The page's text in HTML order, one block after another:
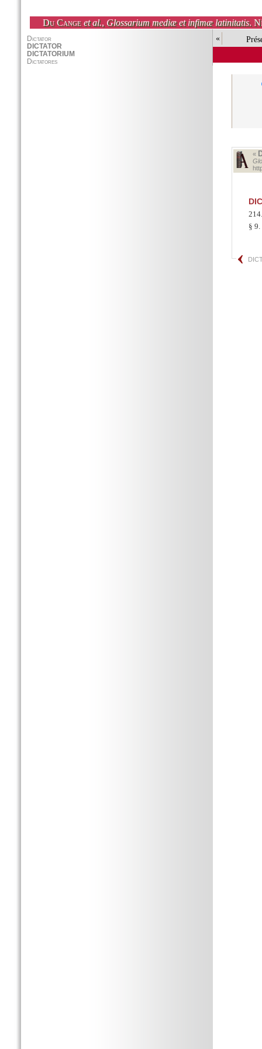
Du Cange et al., Glossarium mediæ et infimæ latinitatis.
«
«
§